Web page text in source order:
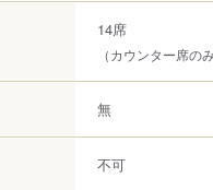
14席
（カウンター席のみ
無
不可